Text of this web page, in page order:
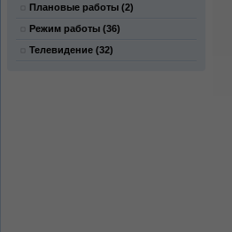
Плановые работы (2)
Режим работы (36)
Телевидение (32)